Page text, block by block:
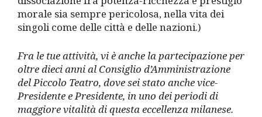
morale sia sempre pericolosa, nella vita dei
singoli come delle città e delle nazioni.)
Fra le tue attività, vi è anche la partecipazione per
oltre dieci anni al Consiglio d’Amministrazione
del Piccolo Teatro, dove sei stato anche vice-
Presidente e Presidente, in uno dei periodi di
maggiore vitalità di questa eccellenza milanese.